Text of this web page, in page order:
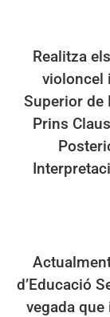
Realitza
violoncel
Superior de
Prins
d’Educació
vegada